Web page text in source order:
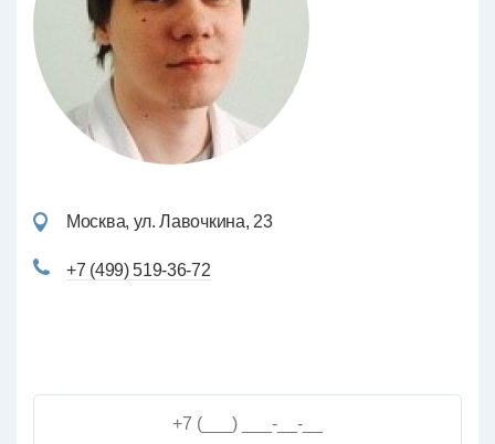
Москва, ул. Лавочкина, 23
+7 (499) 519-36-72